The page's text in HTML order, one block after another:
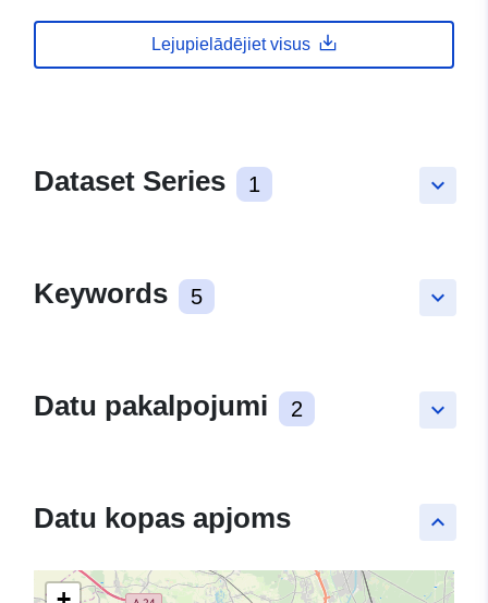
Lejupielādējiet visus
keyboard_arrow_down
Dataset Series 1
keyboard_arrow_down
Keywords 5
keyboard_arrow_down
Datu pakalpojumi 2
keyboard_arrow_up
Datu kopas apjoms